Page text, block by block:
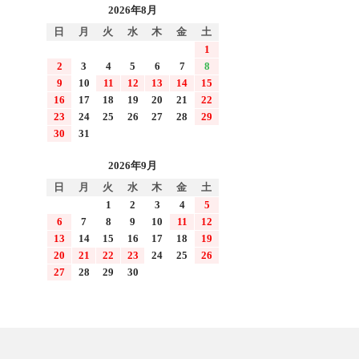
2026年8月
日
月 火 水 木 金
土
1
2
3 4 5 6 7
8
9
10 11 12 13 14
15
16
17 18 19 20 21
22
23
24 25 26 27 28
29
30
31
2026年9月
日
月 火 水 木 金
土
1
2 3 4
5
6
7 8 9 10 11
12
13
14 15 16 17 18
19
20
21 22 23 24 25
26
27
28 29 30